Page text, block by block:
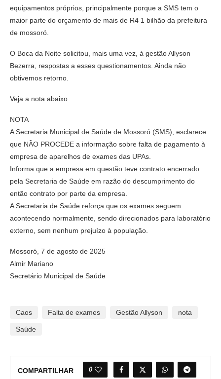
equipamentos próprios, principalmente porque a SMS tem o
maior parte do orçamento de mais de R4 1 bilhão da prefeitura
de mossoró.
O Boca da Noite solicitou, mais uma vez, à gestão Allyson
Bezerra, respostas a esses questionamentos. Ainda não
obtivemos retorno.
Veja a nota abaixo
NOTA
A Secretaria Municipal de Saúde de Mossoró (SMS), esclarece
que NÃO PROCEDE a informação sobre falta de pagamento à
empresa de aparelhos de exames das UPAs.
Informa que a empresa em questão teve contrato encerrado
pela Secretaria de Saúde em razão do descumprimento do
então contrato por parte da empresa.
A Secretaria de Saúde reforça que os exames seguem
acontecendo normalmente, sendo direcionados para laboratório
externo, sem nenhum prejuízo à população.
Mossoró, 7 de agosto de 2025
Almir Mariano
Secretário Municipal de Saúde
Caos Falta de exames Gestão Allyson nota
Saúde
COMPARTILHAR 0